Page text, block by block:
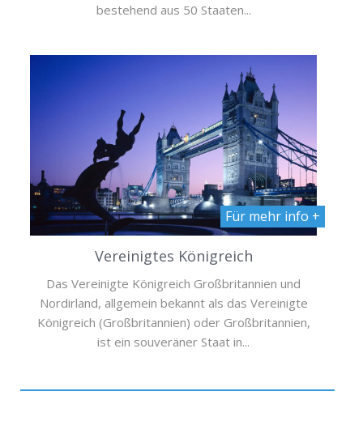
bestehend aus 50 Staaten...
Für mehr info +
Vereinigtes Königreich
Das Vereinigte Königreich Großbritannien und
Nordirland, allgemein bekannt als das Vereinigte
Königreich (Großbritannien) oder Großbritannien,
ist ein souveräner Staat in...